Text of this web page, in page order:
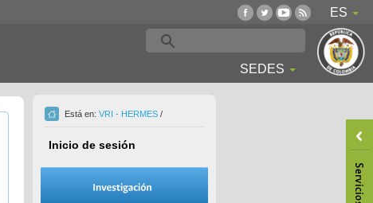
ES
SEDES
Está en: VRI - HERMES /
Inicio de sesión